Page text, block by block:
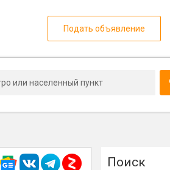
Подать объявление
Поиск